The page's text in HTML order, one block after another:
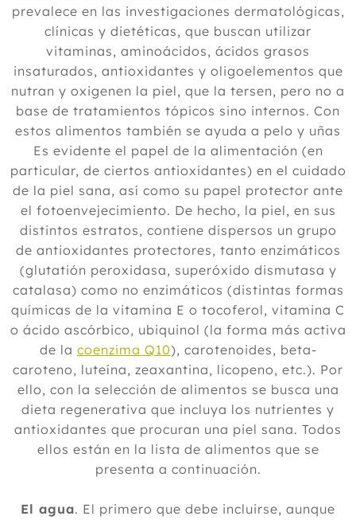
2012
prevalece en las investigaciones dermatológicas,
clínicas y dietéticas, que buscan utilizar
vitaminas, aminoácidos, ácidos grasos
insaturados, antioxidantes y oligoelementos que
nutran y oxigenen la piel, que la tersen, pero no a
base de tratamientos tópicos sino internos. Con
estos alimentos también se ayuda a pelo y uñas
Es evidente el papel de la alimentación (en
particular, de ciertos antioxidantes) en el cuidado
de la piel sana, así como su papel protector ante
el fotoenvejecimiento. De hecho, la piel, en sus
distintos estratos, contiene dispersos un grupo
de antioxidantes protectores, tanto enzimáticos
(glutatión peroxidasa, superóxido dismutasa y
catalasa) como no enzimáticos (distintas formas
químicas de la vitamina E o tocoferol, vitamina C
o ácido ascórbico, ubiquinol (la forma más activa
de la coenzima Q10), carotenoides, beta-
caroteno, luteína, zeaxantina, licopeno, etc.). Por
ello, con la selección de alimentos se busca una
dieta regenerativa que incluya los nutrientes y
antioxidantes que procuran una piel sana. Todos
ellos están en la lista de alimentos que se
presenta a continuación.
El agua. El primero que debe incluirse, aunque